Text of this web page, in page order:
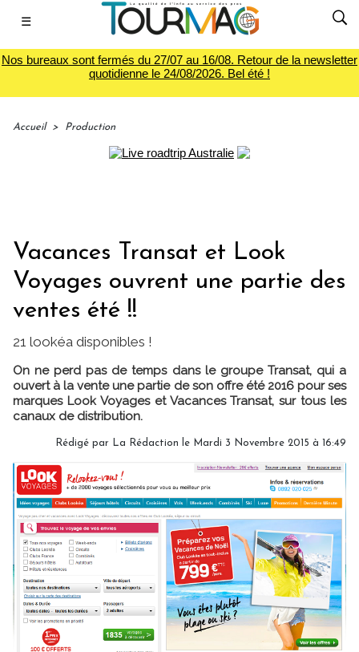
☰
Nos bureaux sont fermés du 27/07 au 16/08. Retour de la newsletter
quotidienne le 24/08/2026. Bel été !
Accueil > Production
Vacances Transat et Look
Voyages ouvrent une partie des
ventes été !!
21 lookéa disponibles !
On ne perd pas de temps dans le groupe Transat, qui a
ouvert à la vente une partie de son offre été 2016 pour ses
marques Look Voyages et Vacances Transat, sur tous les
canaux de distribution.
Rédigé par La Rédaction le Mardi 3 Novembre 2015 à 16:49